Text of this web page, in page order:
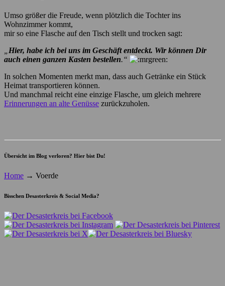
Umso größer die Freude, wenn plötzlich die Tochter ins
Wohnzimmer kommt,
mir so eine Flasche auf den Tisch stellt und trocken sagt:
Hier, habe ich bei uns im Geschäft entdeckt. Wir können Dir
auch einen ganzen Kasten bestellen.“
In solchen Momenten merkt man, dass auch Getränke ein Stück
Heimat transportieren können.
Und manchmal reicht eine einzige Flasche, um gleich mehrere
Erinnerungen an alte Genüsse zurückzuholen.
Übersicht im Blog verloren? Hier bist Du!
Home → Voerde
Bisschen Desasterkreis & Social Media?